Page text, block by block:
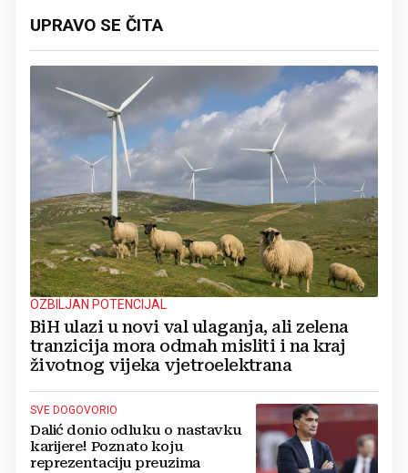
UPRAVO SE ČITA
OZBILJAN POTENCIJAL
BiH ulazi u novi val ulaganja, ali zelena
tranzicija mora odmah misliti i na kraj
životnog vijeka vjetroelektrana
SVE DOGOVORIO
Dalić donio odluku o nastavku
karijere! Poznato koju
reprezentaciju preuzima